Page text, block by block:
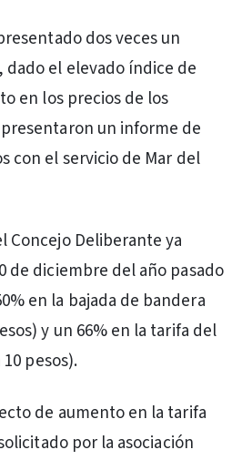
dos veces un
el elevado índice de
en los precios de los
un informe de
con el servicio de Mar del
Concejo Deliberante ya
de diciembre del año pasado
en la bajada de bandera
y un 66% en la tarifa del
pesos).
de aumento en la tarifa
por la asociación